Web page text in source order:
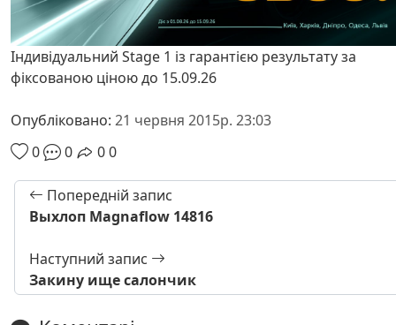
Індивідуальний Stage 1 із гарантією результату за
фіксованою ціною до 15.09.26
Опубліковано: 21 червня 2015р. 23:03
0
0 00
Попередній запис
Выхлоп Magnaflow 14816
Наступний запис
Закину ище салончик